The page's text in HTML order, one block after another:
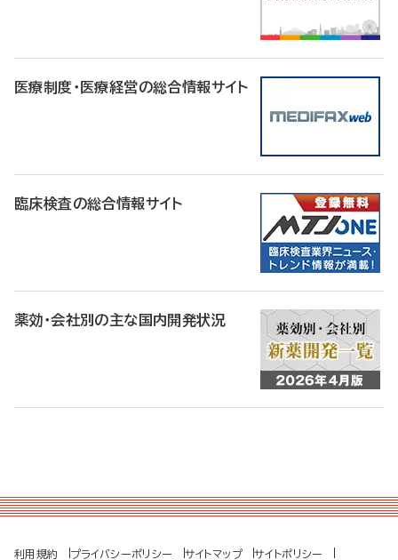
医療制度・医療経営の総合情報サイト
臨床検査の総合情報サイト
薬効・会社別の主な国内開発状況
利用規約 プライバシーポリシー サイトマップ サイトポリシー